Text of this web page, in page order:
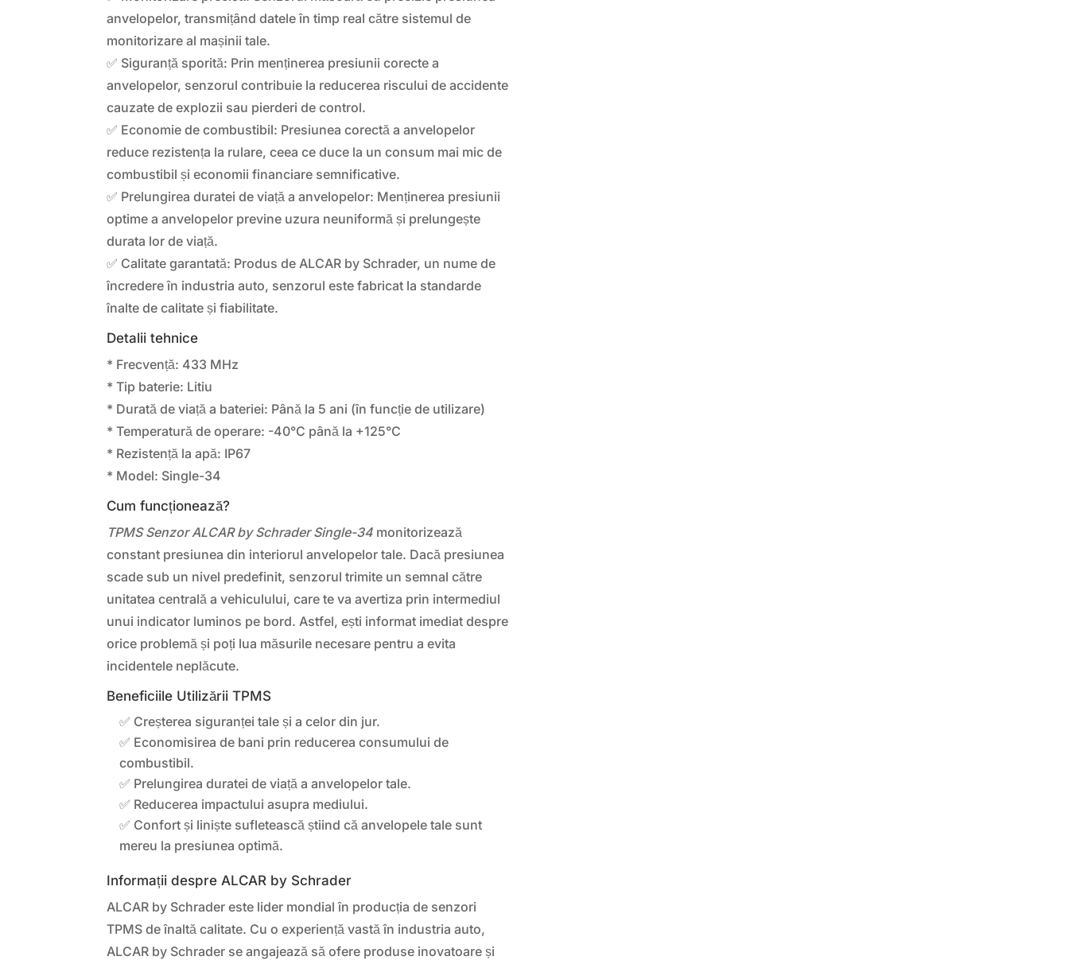
anvelopelor, transmițând datele în timp real către sistemul de
monitorizare al mașinii tale.
✅ Siguranță sporită: Prin menținerea presiunii corecte a
anvelopelor, senzorul contribuie la reducerea riscului de accidente
cauzate de explozii sau pierderi de control.
✅ Economie de combustibil: Presiunea corectă a anvelopelor
reduce rezistența la rulare, ceea ce duce la un consum mai mic de
combustibil și economii financiare semnificative.
✅ Prelungirea duratei de viață a anvelopelor: Menținerea presiunii
optime a anvelopelor previne uzura neuniformă și prelungește
durata lor de viață.
✅ Calitate garantată: Produs de ALCAR by Schrader, un nume de
încredere în industria auto, senzorul este fabricat la standarde
înalte de calitate și fiabilitate.
Detalii tehnice
* Frecvență: 433 MHz
* Tip baterie: Litiu
* Durată de viață a bateriei: Până la 5 ani (în funcție de utilizare)
* Temperatură de operare: -40°C până la +125°C
* Rezistență la apă: IP67
* Model: Single-34
Cum funcționează?
TPMS Senzor ALCAR by Schrader Single-34 monitorizează
constant presiunea din interiorul anvelopelor tale. Dacă presiunea
scade sub un nivel predefinit, senzorul trimite un semnal către
unitatea centrală a vehiculului, care te va avertiza prin intermediul
unui indicator luminos pe bord. Astfel, ești informat imediat despre
orice problemă și poți lua măsurile necesare pentru a evita
incidentele neplăcute.
Beneficiile Utilizării TPMS
✅ Creșterea siguranței tale și a celor din jur.
✅ Economisirea de bani prin reducerea consumului de
combustibil.
✅ Prelungirea duratei de viață a anvelopelor tale.
✅ Reducerea impactului asupra mediului.
✅ Confort și liniște sufletească știind că anvelopele tale sunt
mereu la presiunea optimă.
Informații despre ALCAR by Schrader
ALCAR by Schrader este lider mondial în producția de senzori
TPMS de înaltă calitate. Cu o experiență vastă în industria auto,
ALCAR by Schrader se angajează să ofere produse inovatoare și